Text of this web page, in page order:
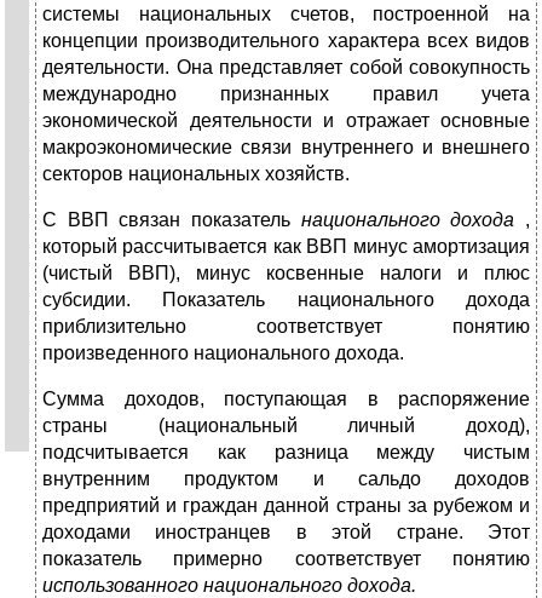
системы национальных счетов, построенной на
концепции производительного характера всех видов
деятельности. Она представляет собой совокупность
международно признанных правил учета
экономической деятельности и отражает основные
макроэкономические связи внутреннего и внешнего
секторов национальных хозяйств.
С ВВП связан показатель национального дохода ,
который рассчитывается как ВВП минус амортизация
(чистый ВВП), минус косвенные налоги и плюс
субсидии. Показатель национального дохода
приблизительно соответствует понятию
произведенного национального дохода.
Сумма доходов, поступающая в распоряжение
страны (национальный личный доход),
подсчитывается как разница между чистым
внутренним продуктом и сальдо доходов
предприятий и граждан данной страны за рубежом и
доходами иностранцев в этой стране. Этот
показатель примерно соответствует понятию
использованного национального дохода.